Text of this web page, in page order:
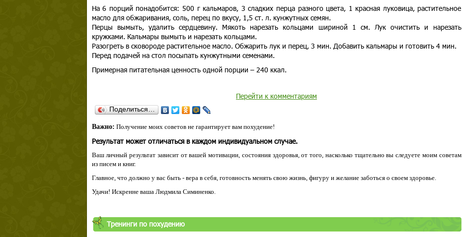
На 6 порций понадобится: 500 г кальмаров, 3 сладких перца разного цвета, 1 красная луковица, растительное
масло для обжаривания, соль, перец по вкусу, 1,5 ст. л. кунжутных семян.
Перцы вымыть, удалить сердцевину. Мякоть нарезать кольцами шириной 1 см. Лук очистить и нарезать
кружками. Кальмары вымыть и нарезать кольцами.
Разогреть в сковороде растительное масло. Обжарить лук и перец, 3 мин. Добавить кальмары и готовить 4 мин.
Перед подачей на стол посыпать кунжутными семенами.
Примерная питательная ценность одной порции – 240 ккал.
Перейти к комментариям
Поделиться…
Важно: Получение моих советов не гарантирует вам похудение!
Результат может отличаться в каждом индивидуальном случае.
Ваш личный результат зависит от вашей мотивации, состояния здоровья, от того, насколько тщательно вы следуете моим советам
из писем и книг.
Главное, что должно у вас быть - вера в себя, готовность менять свою жизнь, фигуру и желание заботься о своем здоровье.
Удачи! Искренне ваша Людмила Симиненко.
Тренинги по похудению